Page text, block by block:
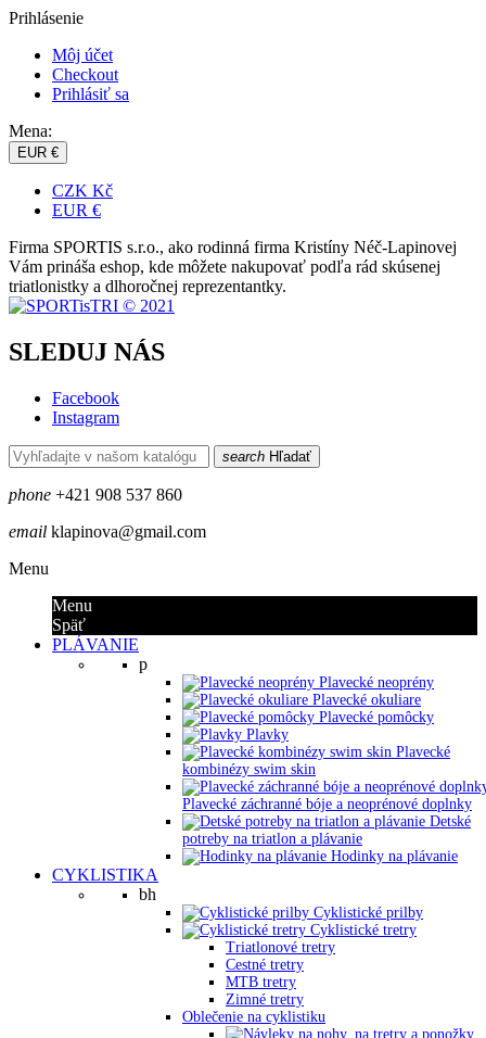
Prihlásenie
Môj účet
Checkout
Prihlásiť sa
Mena:
EUR €
CZK Kč
EUR €
Firma SPORTIS s.r.o., ako rodinná firma Kristíny Néč-Lapinovej
Vám prináša eshop, kde môžete nakupovať podľa rád skúsenej
triatlonistky a dlhoročnej reprezentantky.
SLEDUJ NÁS
Facebook
Instagram
search Hľadať
phone +421 908 537 860
email klapinova@gmail.com
Menu
Menu
Späť
PLÁVANIE
p
Plavecké neoprény
Plavecké okuliare
Plavecké pomôcky
Plavky
Plavecké
kombinézy swim skin
Plavecké záchranné bóje a neoprénové doplnky
Detské
potreby na triatlon a plávanie
Hodinky na plávanie
CYKLISTIKA
bh
Cyklistické prilby
Cyklistické tretry
Triatlonové tretry
Cestné tretry
MTB tretry
Zimné tretry
Oblečenie na cyklistiku